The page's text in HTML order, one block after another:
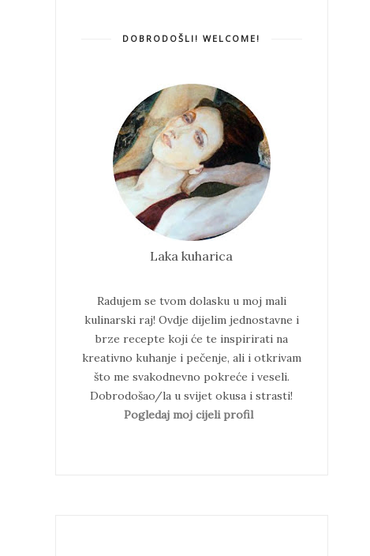
DOBRODOŠLI! WELCOME!
Laka kuharica
Radujem se tvom dolasku u moj mali
kulinarski raj! Ovdje dijelim jednostavne i
brze recepte koji će te inspirirati na
kreativno kuhanje i pečenje, ali i otkrivam
što me svakodnevno pokreće i veseli.
Dobrodošao/la u svijet okusa i strasti!
Pogledaj moj cijeli profil